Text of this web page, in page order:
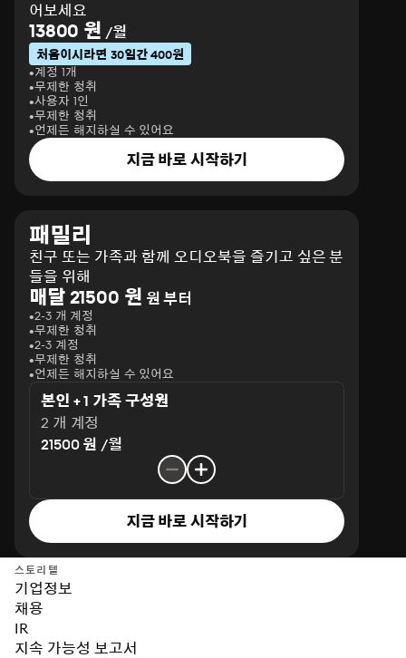
어보세요
13800 원 /월
처음이시라면 30일간 400원
계정 1개
무제한 청취
사용자 1인
무제한 청취
언제든 해지하실 수 있어요
지금 바로 시작하기
패밀리
친구 또는 가족과 함께 오디오북을 즐기고 싶은 분
들을 위해
매달 21500 원 원 부터
2-3 개 계정
무제한 청취
2-3 계정
무제한 청취
언제든 해지하실 수 있어요
본인 + 1 가족 구성원
2 개 계정
21500 원 /월
지금 바로 시작하기
스토리텔
기업정보
채용
IR
지속 가능성 보고서